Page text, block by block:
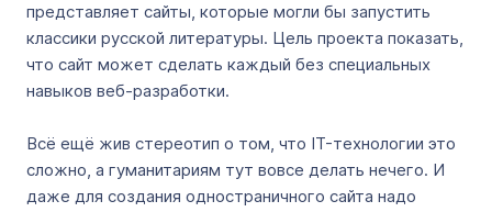
представляет сайты, которые могли бы запустить
классики русской литературы. Цель проекта показать,
что сайт может сделать каждый без специальных
навыков веб-разработки.
Всё ещё жив стереотип о том, что IT-технологии это
сложно, а гуманитариям тут вовсе делать нечего. И
даже для создания одностраничного сайта надо